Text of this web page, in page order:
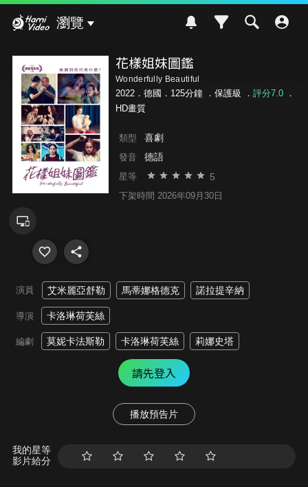
瀏覽
花樣姐妹圖鑑
Wonderfully Beautiful
2022．德國．125分鐘 ． 保護級 ． 評分7.0．
HD畫質
類型 喜劇
發音 德語
星等 5
下架時間 2026年09月30日
演員 艾米麗亞舒勒 馬蒂娜格德克 諾拉提辛納
導演 卡洛琳荷芙絲
編劇 莫妮卡法斯勒 卡洛琳荷芙絲 莉娜史塔
請先登入
播放預告片
我的星等
影片給分